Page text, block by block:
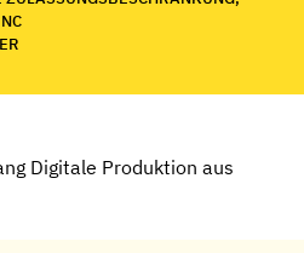
Digitale Produktion aus